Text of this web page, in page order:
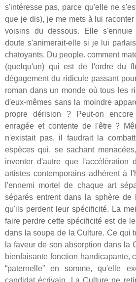
s'intéresse pas, parce qu'elle ne
que je dis), je me mets à lui
voisins du dessous. Elle s'ennuie
doute s'animerait-elle si je lui
chatoyants. Du people. comment
(quelqu'un) qui est de l'ordre du
dégagement du ridicule passant
roman dans un monde où tous les
d'eux-mêmes sans la moindre
propre dérision ? Peut-on
enragée et contente de l'être ?
n'existait pas, il faudrait la
espèces qui, se sachant
inventer d'autre que l'accélération
artistes contemporains adhèrent à
l'ennemi mortel de chaque art
séparés entrent dans la sphère de
qu'ils perdent leur spécificité. La
faire perdre cette spécificité est de
dans la soupe de la Culture. Ce qui
la faveur de son absorption dans la
bienfaisante fonction handicapante,
“paternelle” en somme, qu'elle
candidat écrivain. La Culture ne